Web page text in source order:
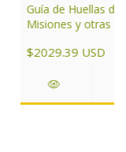
Guía de Huellas
Misiones y otras
$2029.39 USD